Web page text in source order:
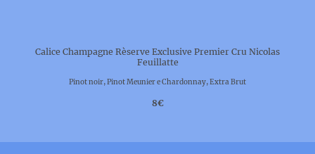
Calice Champagne Rèserve Exclusive Premier Cru Nicolas
Feuillatte
Pinot noir, Pinot Meunier e Chardonnay, Extra Brut
8€